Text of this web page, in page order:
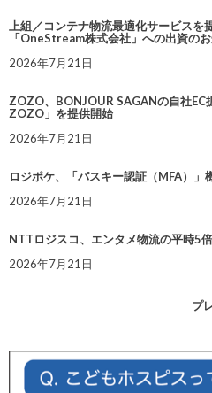
上組／コンテナ物流最適化サービスを
「OneStream株式会社」への出資の
2026年7月21日
ZOZO、BONJOUR SAGANの自社
ZOZO」を提供開始
2026年7月21日
ロジポケ、「パスキー認証（MFA）」
2026年7月21日
NTTロジスコ、エンタメ物流の平時5
2026年7月21日
プ